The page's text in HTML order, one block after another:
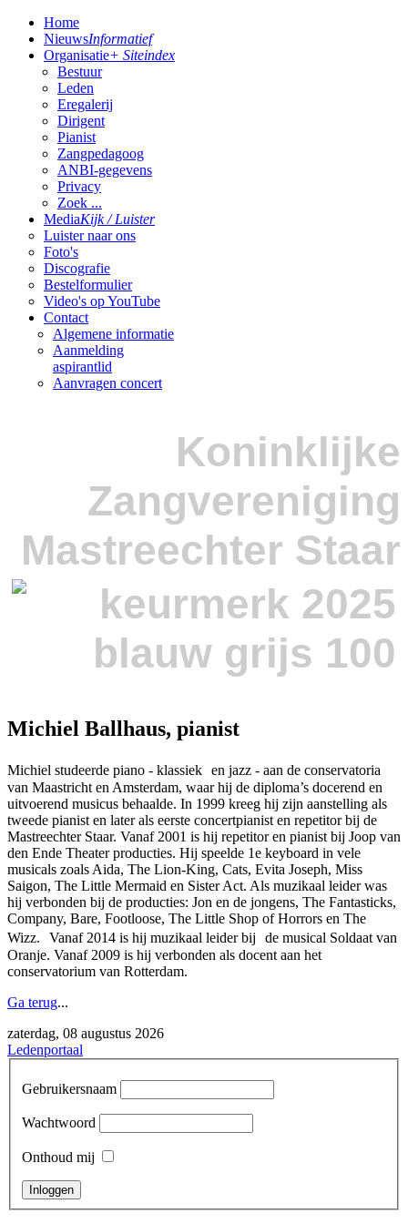
Home
NieuwsInformatief
Organisatie+ Siteindex
Bestuur
Leden
Eregalerij
Dirigent
Pianist
Zangpedagoog
ANBI-gegevens
Privacy
Zoek ...
MediaKijk / Luister
Luister naar ons
Foto's
Discografie
Bestelformulier
Video's op YouTube
Contact
Algemene informatie
Aanmelding
aspirantlid
Aanvragen concert
Koninklijke
Zangvereniging
Mastreechter Staar
Michiel Ballhaus, pianist
Michiel studeerde piano - klassiek en jazz - aan de conservatoria
van Maastricht en Amsterdam, waar hij de diploma’s docerend en
uitvoerend musicus behaalde. In 1999 kreeg hij zijn aanstelling als
tweede pianist en later als eerste concertpianist en repetitor bij de
Mastreechter Staar. Vanaf 2001 is hij repetitor en pianist bij Joop van
den Ende Theater producties. Hij speelde 1e keyboard in vele
musicals zoals Aida, The Lion-King, Cats, Evita Joseph, Miss
Saigon, The Little Mermaid en Sister Act. Als muzikaal leider was
hij verbonden bij de producties: Jon en de jongens, The Fantasticks,
Company, Bare, Footloose, The Little Shop of Horrors en The
Wizz. Vanaf 2014 is hij muzikaal leider bij de musical Soldaat van
Oranje. Vanaf 2009 is hij verbonden als docent aan het
conservatorium van Rotterdam.
Ga terug​...
zaterdag, 08 augustus 2026
Ledenportaal
Gebruikersnaam
Wachtwoord
Onthoud mij